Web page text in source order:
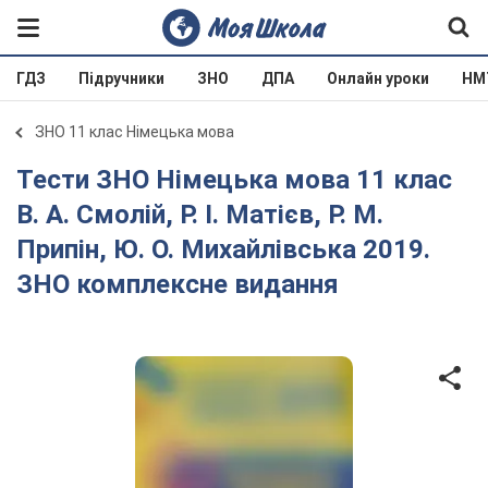
ГДЗ Підручники ЗНО ДПА Онлайн уроки
ЗНО 11 клас Німецька мова
Тести ЗНО Німецька мова 11 клас
В. А. Смолій, Р. І. Матієв, Р. М.
Припін, Ю. О. Михайлівська 2019.
ЗНО комплексне видання